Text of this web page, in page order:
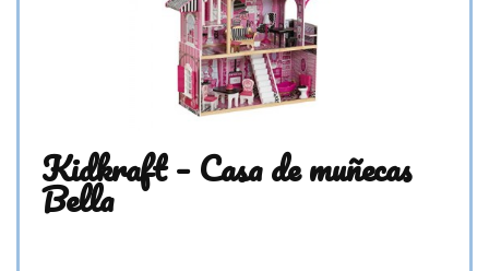
Kidkraft – Casa de muñecas
Bella